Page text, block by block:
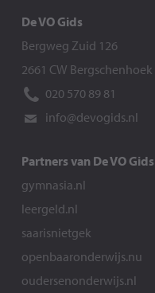
De VO Gids
Bergweg Zuid 126
2661 CW Bergschenhoek
020 570 89 81
info@devogids.nl
Partners van De VO Gids
gymnasia.nl
leergeld.nl
saarisnietgek
openbaaronderwijs.nu
oudersenonderwijs.nl